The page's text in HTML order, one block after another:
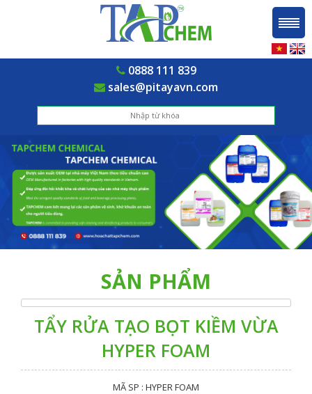
0888 111 839
sales@pitayavn.com
SẢN PHẨM
TẨY RỬA TẠO BỌT KIỀM VỪA
HYPER FOAM
MÃ SP : HYPER FOAM